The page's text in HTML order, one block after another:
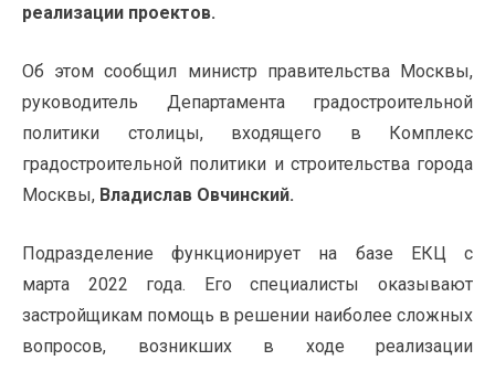
реализации проектов.
Об этомсообщил министр правительства Москвы,
руководитель Департамента градостроительной
политики столицы, входящего в Комплекс
градостроительной политики и строительства города
Москвы, Владислав Овчинский.
Подразделение функционирует на базе ЕКЦ с
марта 2022 года. Его специалисты оказывают
застройщикам помощь в решении наиболее сложных
вопросов, возникших в ходе реализации